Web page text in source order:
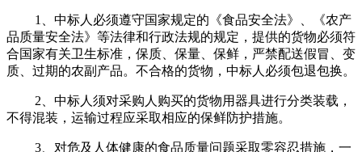
1、中标人必须遵守国家规定的《食品安全法》、《农产
品质量安全法》等法律和行政法规的规定，提供的货物必须符
合国家有关卫生标准，保质、保量、保鲜，严禁配送假冒、变
质、过期的农副产品。不合格的货物，中标人必须包退包换。
2、中标人须对采购人购买的货物用器具进行分类装载，
不得混装，运输过程应采取相应的保鲜防护措施。
3、对危及人体健康的食品质量问题采取零容忍措施，一